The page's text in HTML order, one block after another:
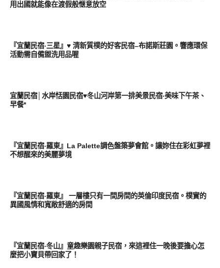
用出國就能像在渡假般愜意放空
『宜蘭民宿‧三星』♥ 清新質樸的好客民宿–布諾斯莊園。響應環保
活動需自備盥洗用品喔
宜蘭民宿│水岸恬園民宿♥冬山河岸第一排美景民宿‧美味下午茶、
早餐*
『宜蘭民宿‧羅東』La Palette調色盤築夢會館。讓妳住在彩虹夢裡
不想醒來的美麗夢境
『宜蘭民宿‧羅東』 一層樓只有一間房間的英倫印度民宿。樸實的
異國風情和寬敞舒適的房間
『宜蘭民宿‧冬山』童趣樂園親子民宿，來這裡住一晚後要擔心怎
麼把小寶貝帶回家了！